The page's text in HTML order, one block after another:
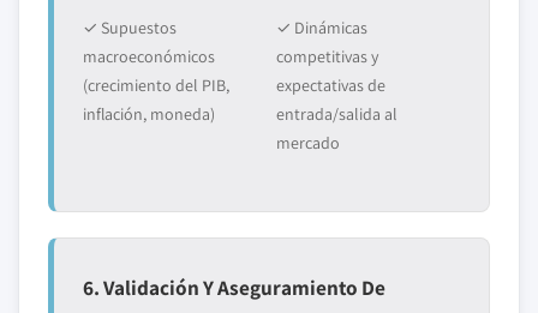
✓ Supuestos
macroeconómicos
(crecimiento del PIB,
inflación, moneda)
✓ Dinámicas
competitivas y
expectativas de
entrada/salida al
mercado
6. Validación Y Aseguramiento De